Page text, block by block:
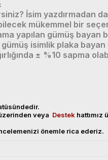
İsim yazdırmadan
mükemmel bir
yapılan gümüş bayan
isimlik plaka bayan
± %10 sapma
veya Destek
önemle rica ederiz.